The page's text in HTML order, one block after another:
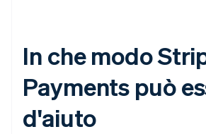
In che modo
Payments può
d'aiuto